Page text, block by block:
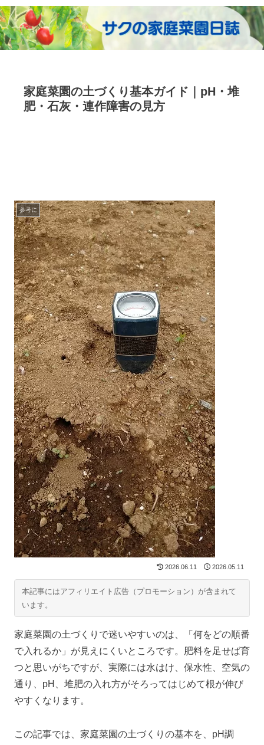
家庭菜園の土づくり基本ガイド｜pH・堆
肥・石灰・連作障害の見方
参考に
2026.06.11 2026.05.11
本記事にはアフィリエイト広告（プロモーション）が含まれて
います。
家庭菜園の土づくりで迷いやすいのは、「何をどの順番
で入れるか」が見えにくいところです。肥料を足せば育
つと思いがちですが、実際には水はけ、保水性、空気の
通り、pH、堆肥の入れ方がそろってはじめて根が伸び
やすくなります。
この記事では、家庭菜園の土づくりの基本を、pH調